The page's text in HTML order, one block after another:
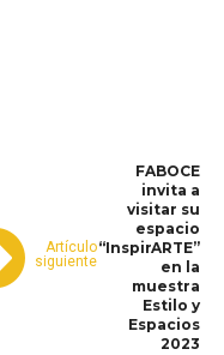
Artículo
siguiente
FABOCE
invita a
visitar su
espacio
“InspirARTE”
en la
muestra
Estilo y
Espacios
2023